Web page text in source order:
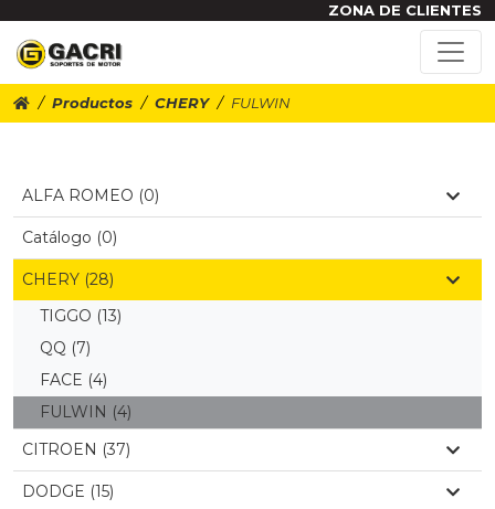
ZONA DE CLIENTES
Productos CHERY FULWIN
ALFA ROMEO (0)
Catálogo (0)
CHERY (28)
TIGGO (13)
QQ (7)
FACE (4)
FULWIN (4)
CITROEN (37)
DODGE (15)